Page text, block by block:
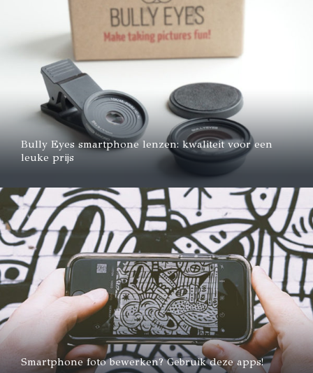
Bully Eyes smartphone lenzen: kwaliteit voor een
leuke prijs
Smartphone foto bewerken? Gebruik deze apps!